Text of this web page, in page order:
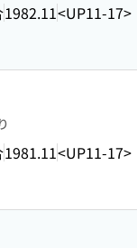
1982.11<UP11-17>
1981.11<UP11-17>